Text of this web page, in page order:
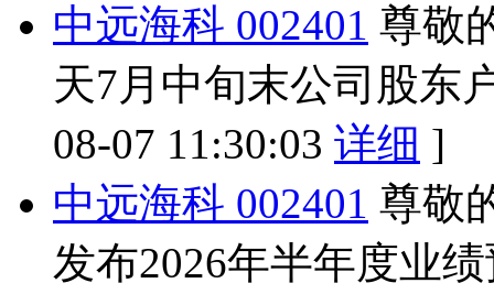
中远海科 002401 尊敬
天7月中旬末公司股东
08-07 11:30:03 详细 ]
中远海科 002401 尊敬
发布2026年半年度业